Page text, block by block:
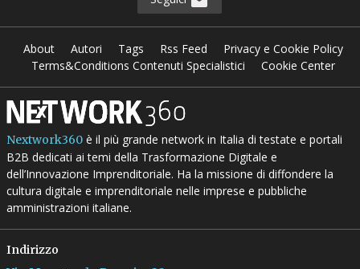
About Autori Tags Rss Feed
Privacy e Cookie Policy
Terms&Conditions Contenuti Specialistici
Cookie Center
Nextwork360è il più grande network in Italia di testate e portali
B2B dedicati ai temi della Trasformazione Digitale e
dell’Innovazione Imprenditoriale. Ha la missione di diffondere la
cultura digitale e imprenditoriale nelle imprese e pubbliche
amministrazioni italiane.
Indirizzo